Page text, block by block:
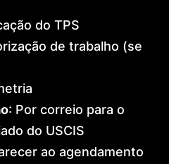
do TPS
de trabalho (se
: Por correio para o
do USCIS
ao agendamento